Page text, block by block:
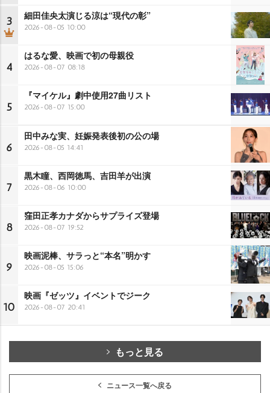
3 細田佳央太演じる涼は“現代の彰”
2026-08-05 10:00
4
はるな愛、映画で初の母親役
2026-08-07 08:18
5
『マイケル』劇中使用27曲リスト
2026-08-07 15:00
6
田中みな実、妊娠発表後初の公の場
2026-08-05 14:41
7
黒木瞳、西岡徳馬、吉田羊が出演
2026-08-06 10:00
8
窪田正孝カナダからサプライズ登場
2026-08-07 19:52
9
映画泥棒、サラっと“本名”明かす
2026-08-05 15:06
10
映画『ゼッツ』イベントでジーク
2026-08-07 20:41
もっと見る
ニュース一覧へ戻る